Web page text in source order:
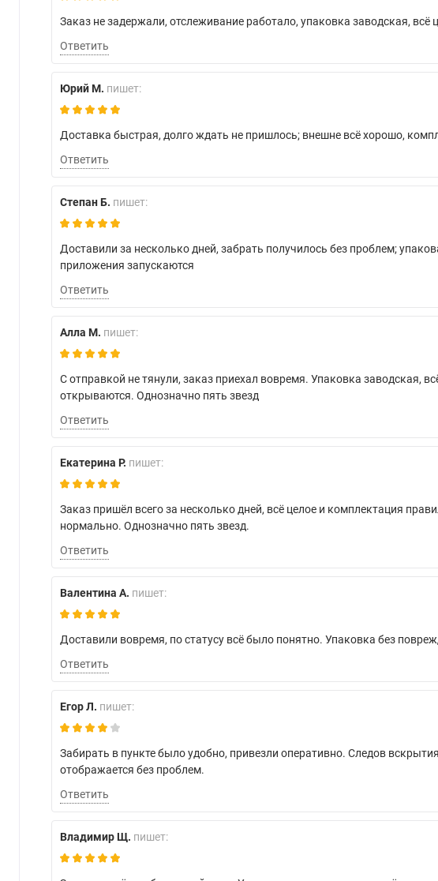
Заказ не задержали, отслеживание работало, упаковка заводская,
Ответить
Юрий М. пишет:
Доставка быстрая, долго ждать не пришлось; внешне всё хорошо,
Ответить
Степан Б. пишет:
Доставили за несколько дней, забрать получилось без проблем;
приложения запускаются
Ответить
Алла М. пишет:
С отправкой не тянули, заказ приехал вовремя. Упаковка заводская,
открываются. Однозначно пять звезд
Ответить
Екатерина Р. пишет:
Заказ пришёл всего за несколько дней, всё целое и комплектация
нормально. Однозначно пять звезд.
Ответить
Валентина А. пишет:
Доставили вовремя, по статусу всё было понятно. Упаковка без
Ответить
Егор Л. пишет:
Забирать в пункте было удобно, привезли оперативно. Следов
отображается без проблем.
Ответить
Владимир Щ. пишет: